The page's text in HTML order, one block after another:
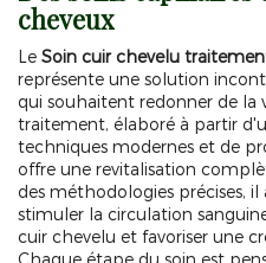
cheveux
Le Soin cuir chevelu
représente une solution
qui souhaitent redonner de la
traitement, élaboré à partir
techniques modernes et de
offre une revitalisation
des méthodologies précises, il
stimuler la circulation
cuir chevelu et favoriser une
Chaque étape du soin est